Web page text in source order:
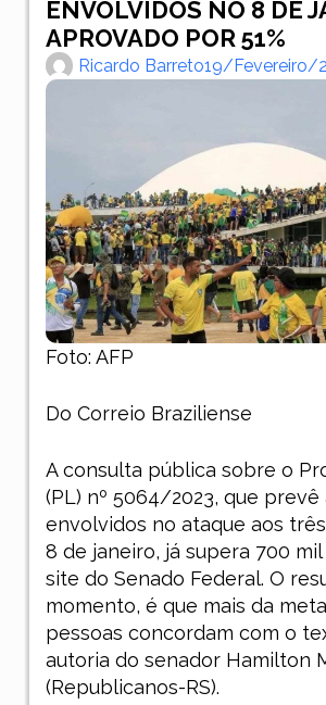
ENVOLVIDOS NO 8 DE
APROVADO POR 51%
Ricardo Barreto19/fevereiro/
Foto: AFP
Do Correio Braziliense
A consulta pública sobre o
(PL) nº 5064/2023, que prevê
envolvidos no ataque aos
8 de janeiro, já supera 700
site do Senado Federal. O
momento, é que mais da
pessoas concordam com o
autoria do senador Hamilton
(Republicanos-RS).